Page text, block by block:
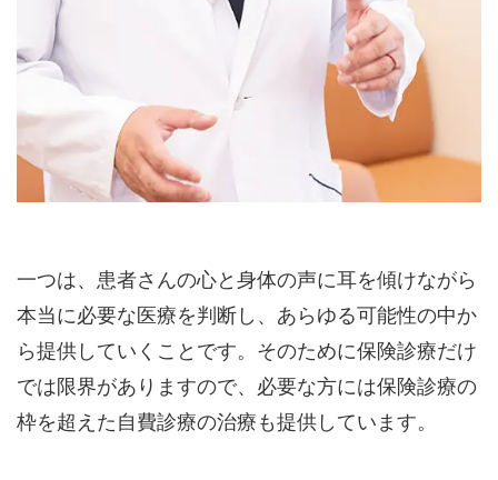
一つは、患者さんの心と身体の声に耳を傾けながら
本当に必要な医療を判断し、あらゆる可能性の中か
ら提供していくことです。そのために保険診療だけ
では限界がありますので、必要な方には保険診療の
枠を超えた自費診療の治療も提供しています。